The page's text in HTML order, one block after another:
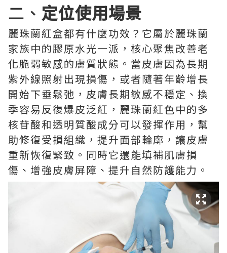
二、 定位使用場景
麗珠蘭紅盒都有什麼功效？它屬於麗珠蘭
家族中的膠原水光一派，核心聚焦改善老
化脆弱敏感的膚質狀態。當皮膚因為長期
紫外線照射出現損傷，或者隨著年齡增長
開始下垂鬆弛，皮膚長期敏感不穩定、換
季容易反復爆皮泛紅，麗珠蘭紅色中的多
核苷酸和透明質酸成分可以發揮作用，幫
助修復受損組織，提升面部輪廓，讓皮膚
重新恢復緊致。同時它還能填補肌膚損
傷、增強皮膚屏障、提升自然防護能力。